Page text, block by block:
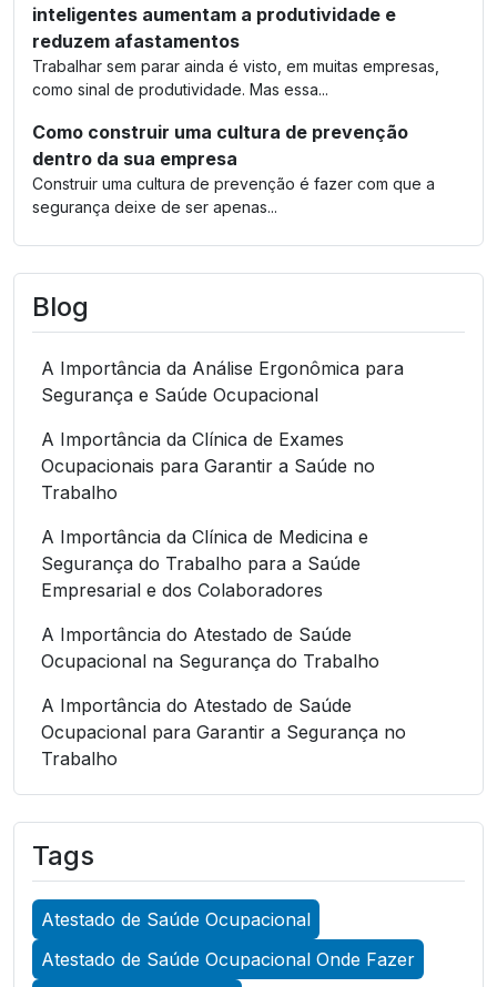
inteligentes aumentam a produtividade e
reduzem afastamentos
Trabalhar sem parar ainda é visto, em muitas empresas,
como sinal de produtividade. Mas essa...
Como construir uma cultura de prevenção
dentro da sua empresa
Construir uma cultura de prevenção é fazer com que a
segurança deixe de ser apenas...
Blog
A Importância da Análise Ergonômica para
Segurança e Saúde Ocupacional
A Importância da Clínica de Exames
Ocupacionais para Garantir a Saúde no
Trabalho
A Importância da Clínica de Medicina e
Segurança do Trabalho para a Saúde
Empresarial e dos Colaboradores
A Importância do Atestado de Saúde
Ocupacional na Segurança do Trabalho
A Importância do Atestado de Saúde
Ocupacional para Garantir a Segurança no
Trabalho
A Importância do Atestado de Saúde
Ocupacional para Garantir a Segurança no
Trabalho
A Importância do Atestado de Saúde
Ocupacional para Promover a Segurança no
Trabalho
Tags
Atestado de Saúde Ocupacional
Atestado de Saúde Ocupacional Onde Fazer